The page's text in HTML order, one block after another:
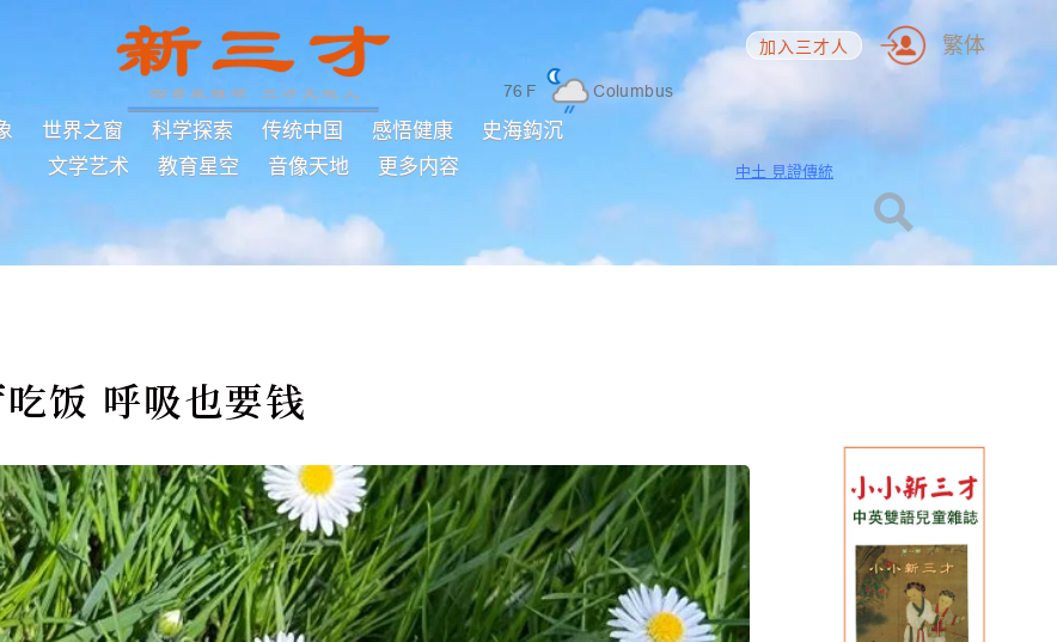
76 F Columbus
世界之窗 科学探索 传统中国 感悟健康
史海鈎沉
文学艺术
教育星空 音像天地 更多内容
加入三才人 繁体
中土 見證傳統
饭 呼吸也要钱